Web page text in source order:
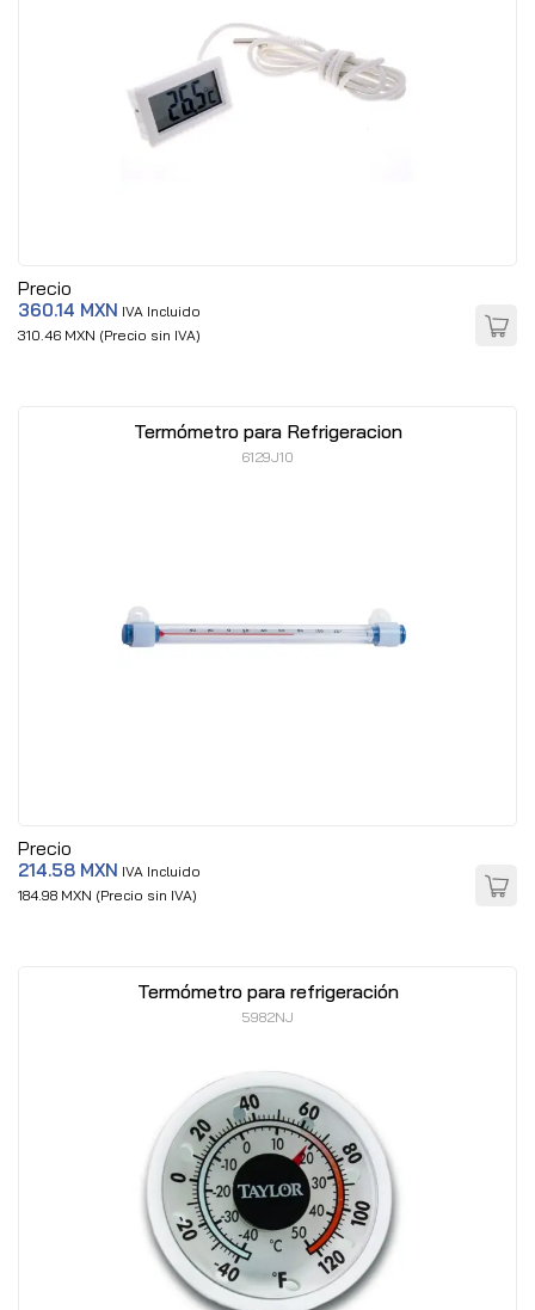
Precio
360.14 MXN IVA Incluido
310.46 MXN (Precio sin IVA)
Termómetro para Refrigeracion
6129J10
Precio
214.58 MXN IVA Incluido
184.98 MXN (Precio sin IVA)
Termómetro para refrigeración
5982NJ